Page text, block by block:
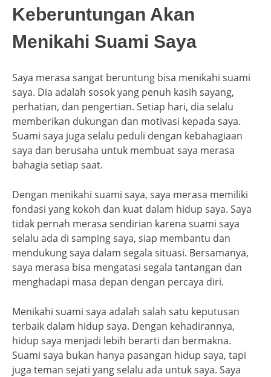
Keberuntungan Akan
Menikahi Suami Saya
Saya merasa sangat beruntung bisa menikahi suami
saya. Dia adalah sosok yang penuh kasih sayang,
perhatian, dan pengertian. Setiap hari, dia selalu
memberikan dukungan dan motivasi kepada saya.
Suami saya juga selalu peduli dengan kebahagiaan
saya dan berusaha untuk membuat saya merasa
bahagia setiap saat.
Dengan menikahi suami saya, saya merasa memiliki
fondasi yang kokoh dan kuat dalam hidup saya. Saya
tidak pernah merasa sendirian karena suami saya
selalu ada di samping saya, siap membantu dan
mendukung saya dalam segala situasi. Bersamanya,
saya merasa bisa mengatasi segala tantangan dan
menghadapi masa depan dengan percaya diri.
Menikahi suami saya adalah salah satu keputusan
terbaik dalam hidup saya. Dengan kehadirannya,
hidup saya menjadi lebih berarti dan bermakna.
Suami saya bukan hanya pasangan hidup saya, tapi
juga teman sejati yang selalu ada untuk saya. Saya